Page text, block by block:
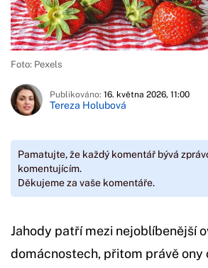
Foto: Pexels
Publikováno: 16. května 2026, 11:00
Tereza Holubová
Pamatujte, že každý komentář bývá
komentujícím.
Děkujeme za vaše komentáře.
Jahody patří mezi nejoblíbenější
domácnostech, přitom právě ony